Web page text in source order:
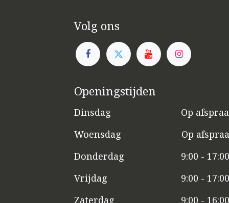
Volg ons
Openingstijden
Dinsdag
​​Op
Woensdag
​Op
Donderdag
9:00 -
Vrijdag
​9:00 - 17:00
Zaterdag
​9:00 -